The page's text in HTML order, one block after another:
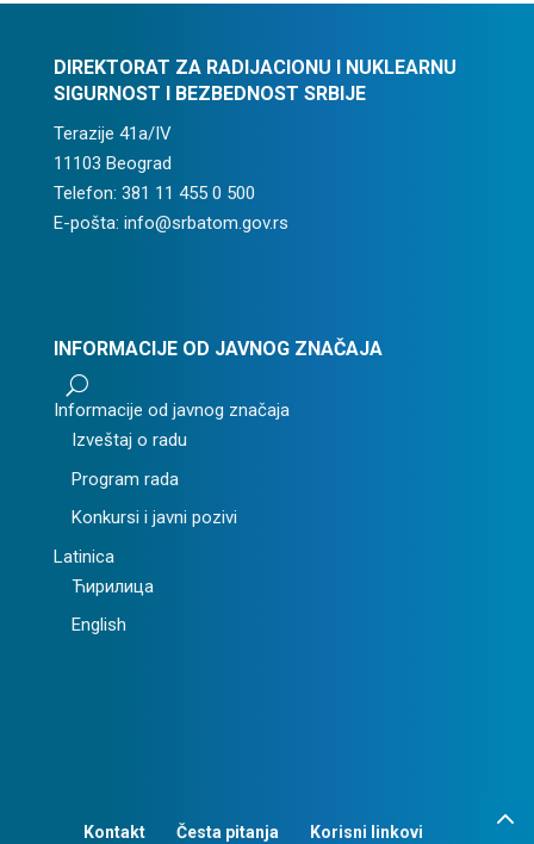
DIREKTORAT ZA RADIJACIONU I NUKLEARNU
SIGURNOST I BEZBEDNOST SRBIJE
Terazije 41a/IV
11103 Beograd
Telefon: 381 11 455 0 500
E-pošta: info@srbatom.gov.rs
INFORMACIJE OD JAVNOG ZNAČAJA
U
Informacije od javnog značaja
Izveštaj o radu
Program rada
Konkursi i javni pozivi
Latinica
Ћирилица
English
Kontakt Česta pitanja Korisni linkovi